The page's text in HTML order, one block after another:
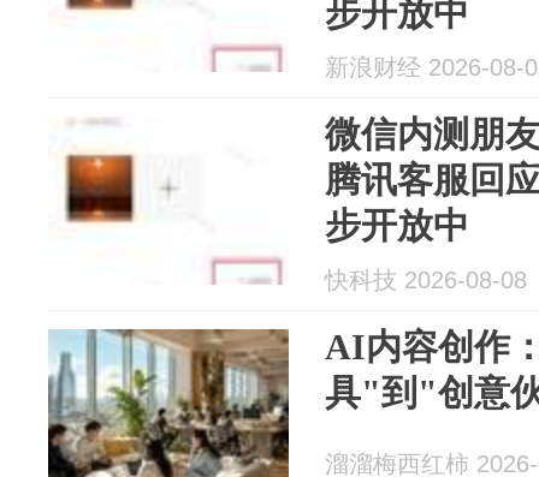
步开放中
新浪财经 2026-08-
微信内测朋
腾讯客服回
步开放中
快科技 2026-08-08
AI内容创作
具"到"创意
溜溜梅西红柿